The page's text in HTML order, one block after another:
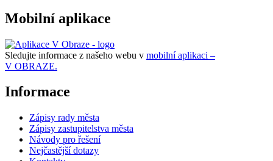
Mobilní aplikace
Sledujte informace z našeho webu v mobilní aplikaci –
V OBRAZE.
Informace
Zápisy rady města
Zápisy zastupitelstva města
Návody pro řešení
Nejčastější dotazy